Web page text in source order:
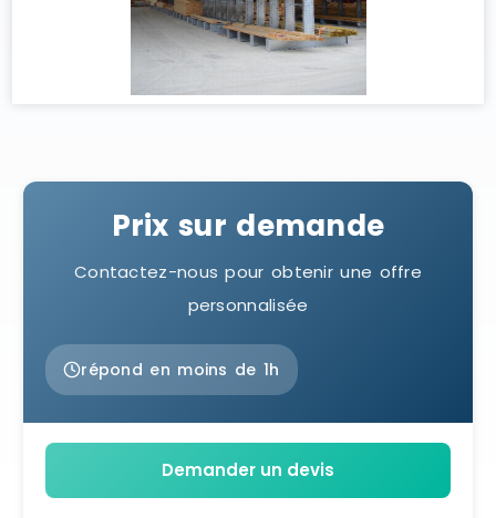
Prix sur demande
Contactez-nous pour obtenir une offre
personnalisée
répond en moins de 1h
Demander un devis